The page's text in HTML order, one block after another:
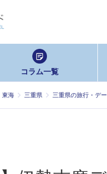
コラム一覧
東海 三重県 三重県の旅行・デー